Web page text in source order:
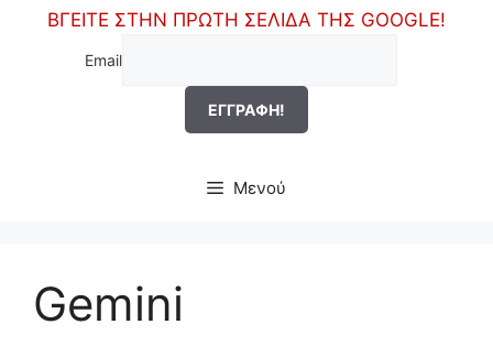
ΒΓΕΙΤΕ ΣΤΗΝ ΠΡΩΤΗ ΣΕΛΙΔΑ ΤΗΣ GOOGLE!
Email
Μενού
Gemini